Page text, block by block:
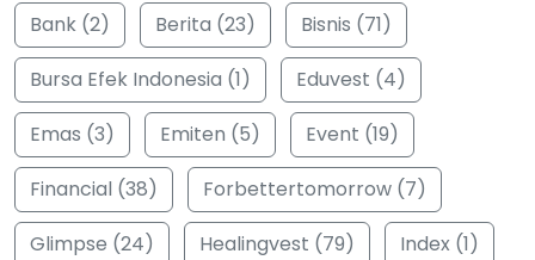
Bank (2)
Berita (23)
Bisnis (71)
Bursa Efek Indonesia (1)
Eduvest (4)
Emas (3)
Emiten (5)
Event (19)
Financial (38)
Forbettertomorrow (7)
Glimpse (24)
Healingvest (79)
Index (1)